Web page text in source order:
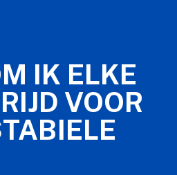
IK ELKE
VOOR